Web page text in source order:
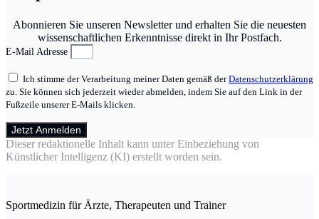
Abonnieren Sie unseren Newsletter und erhalten Sie die neuesten
wissenschaftlichen Erkenntnisse direkt in Ihr Postfach.
E-Mail Adresse
Ich stimme der Verarbeitung meiner Daten gemäß derDatenschutzerklärung
zu. Sie können sich jederzeit wieder abmelden, indem Sie auf den Link in der
Fußzeile unserer E-Mails klicken.
Jetzt Anmelden
Dieser redaktionelle Inhalt kann unter Einbeziehung von
Künstlicher Intelligenz (KI) erstellt worden sein.
Sportmedizin für Ärzte, Therapeuten und Trainer